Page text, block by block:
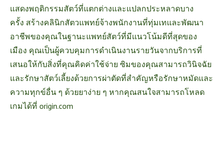
แสดงพฤติกรรมสัตว์ที่แตกต่างและแปลกประหลาดบาง
ครั้ง สร้างคลินิกสัตวแพทย์จ้างพนักงานที่ทุ่มเทและพัฒนา
อาชีพของคุณในฐานะแพทย์สัตว์ที่มีแนวโน้มดีที่สุดของ
เมือง คุณเป็นผู้ควบคุมการดำเนินงานรายวันจากบริการที่
เสนอให้กับสิ่งที่คุณคิดค่าใช้จ่าย ซิมของคุณสามารถวินิจฉัย
และรักษาสัตว์เลี้ยงด้วยการผ่าตัดที่สำคัญหรือรักษาหมัดและ
ความทุกข์อื่น ๆ ด้วยยาง่าย ๆ หากคุณสนใจสามารถโหลด
เกมได้ที่ origin.com